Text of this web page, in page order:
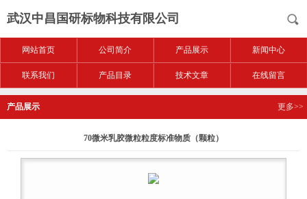
武汉中昌国研标物科技有限公司
网站首页 公司简介 产品展示 新闻中心
联系我们 产品目录 技术文章 在线留言
产品展示 更多>>
70微米乳胶微粒粒度标准物质（颗粒）